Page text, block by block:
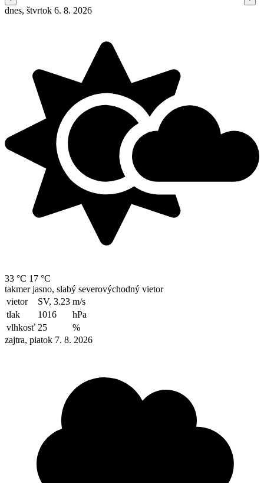
dnes, štvrtok 6. 8. 2026
33 °C 17 °C
takmer jasno, slabý severovýchodný vietor
vietor
SV, 3.23 m/s
tlak
1016
hPa
vlhkosť 25
%
zajtra, piatok 7. 8. 2026